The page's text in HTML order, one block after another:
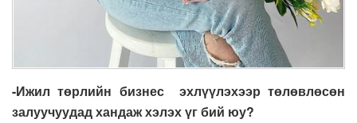
-Ижил төрлийн бизнес эхлүүлэхээр төлөвлөсөн
залуучуудад хандаж хэлэх үг бий юу?